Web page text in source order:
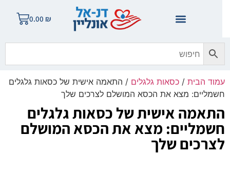
0.00
הבית/ כסאות גלגלים/ התאמה אישית של כסאות גלגלים
מצא את הכסא המושלם לצרכים שלך
אישית של כסאות גלגלים
מצא את הכסא המושלם
שלך